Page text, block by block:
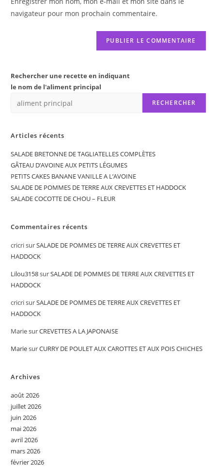
(facultatif)
navigateur pour mon prochain commentaire.
Rechercher une recette en indiquant
le nom de l'aliment principal
RECHERCHER
Articles récents
SALADE BRETONNE DE TAGLIATELLES COMPLÈTES
GÂTEAU D’AVOINE AUX PETITS LÉGUMES
PETITS CAKES BANANE VANILLE A L’AVOINE
SALADE DE POMMES DE TERRE AUX CREVETTES ET HADDOCK
SALADE COCOTTE DE CHOU – FLEUR
Commentaires récents
cricrisurSALADE DE POMMES DE TERRE AUX CREVETTES ET
HADDOCK
Lilou3158surSALADE DE POMMES DE TERRE AUX CREVETTES ET
HADDOCK
cricrisurSALADE DE POMMES DE TERRE AUX CREVETTES ET
HADDOCK
MariesurCREVETTES A LA JAPONAISE
MariesurCURRY DE POULET AUX CAROTTES ET AUX POIS CHICHES
Archives
août 2026
juillet 2026
juin 2026
mai 2026
avril 2026
mars 2026
février 2026